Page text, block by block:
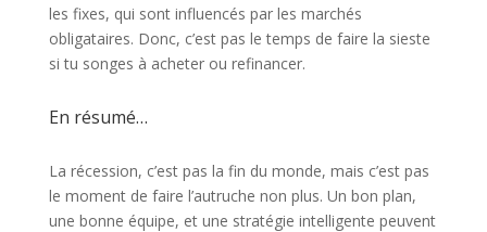
les fixes, qui sont influencés par les marchés
obligataires. Donc, c’est pas le temps de faire la sieste
si tu songes à acheter ou refinancer.
En résumé…
La récession, c’est pas la fin du monde, mais c’est pas
le moment de faire l’autruche non plus. Un bon plan,
une bonne équipe, et une stratégie intelligente peuvent